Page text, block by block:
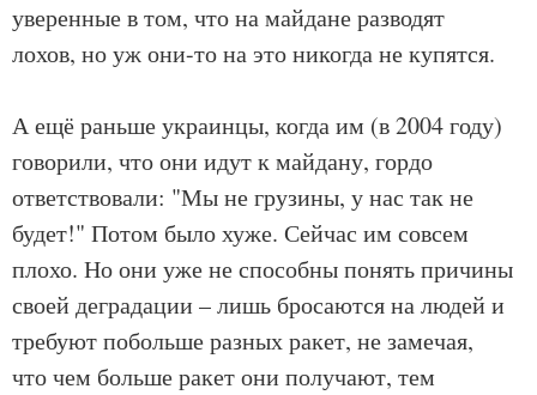
уверенные в том, что на майдане разводят
лохов, но уж они-то на это никогда не купятся.
А ещё раньше украинцы, когда им (в 2004 году)
говорили, что они идут к майдану, гордо
ответствовали: "Мы не грузины, у нас так не
будет!" Потом было хуже. Сейчас им совсем
плохо. Но они уже не способны понять причины
своей деградации – лишь бросаются на людей и
требуют побольше разных ракет, не замечая,
что чем больше ракет они получают, тем